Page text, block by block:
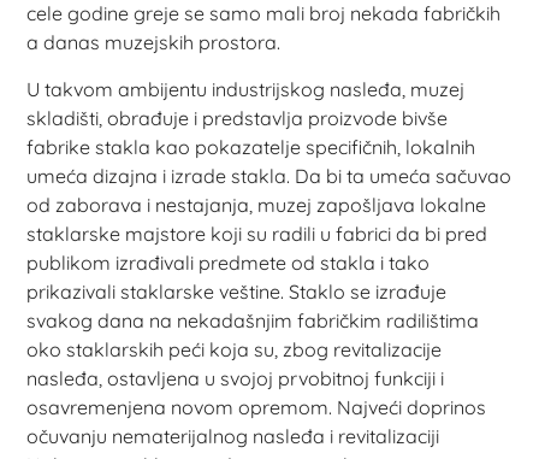
cele godine greje se samo mali broj nekada fabričkih
a danas muzejskih prostora.
U takvom ambijentu industrijskog nasleđa, muzej
skladišti, obrađuje i predstavlja proizvode bivše
fabrike stakla kao pokazatelje specifičnih, lokalnih
umeća dizajna i izrade stakla. Da bi ta umeća sačuvao
od zaborava i nestajanja, muzej zapošljava lokalne
staklarske majstore koji su radili u fabrici da bi pred
publikom izrađivali predmete od stakla i tako
prikazivali staklarske veštine. Staklo se izrađuje
svakog dana na nekadašnjim fabričkim radilištima
oko staklarskih peći koja su, zbog revitalizacije
nasleđa, ostavljena u svojoj prvobitnoj funkciji i
osavremenjena novom opremom. Najveći doprinos
očuvanju nematerijalnog nasleđa i revitalizaciji